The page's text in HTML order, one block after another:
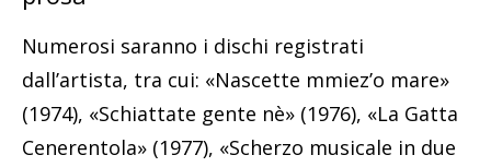
Numerosi saranno i dischi registrati
dall’artista, tra cui: «Nascette mmiez’o mare»
(1974), «Schiattate gente nè» (1976), «La Gatta
Cenerentola» (1977), «Scherzo musicale in due